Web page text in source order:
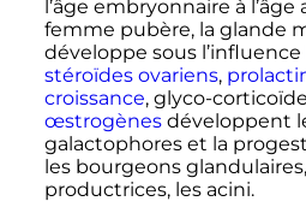
l’âge embryonnaire à
femme pubère, la glande
développe sous l’influence
stéroïdes ovariens,
croissance, glyco-
œstrogènesdéveloppent
galactophores et la
les bourgeons
productrices, les acini.